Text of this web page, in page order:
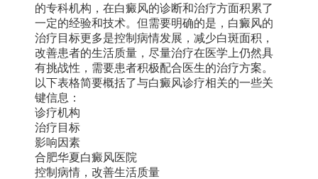
的专科机构，在白癜风的诊断和治疗方面积累了
一定的经验和技术。但需要明确的是，白癜风的
治疗目标更多是控制病情发展，减少白斑面积，
改善患者的生活质量，尽量治疗在医学上仍然具
有挑战性，需要患者积极配合医生的治疗方案。
以下表格简要概括了与白癜风诊疗相关的一些关
键信息：
诊疗机构
治疗目标
影响因素
合肥华夏白癜风医院
控制病情，改善生活质量